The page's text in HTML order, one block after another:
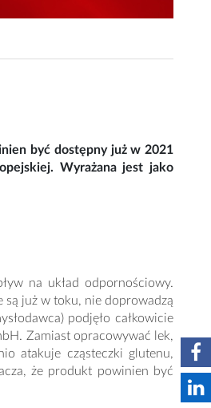
być dostępny już w 2021
Wyrażana jest jako
na układ odpornościowy.
są już w toku, nie doprowadzą
podjęło całkowicie
Zamiast opracowywać lek,
atakuje cząsteczki glutenu,
że ​​produkt powinien być